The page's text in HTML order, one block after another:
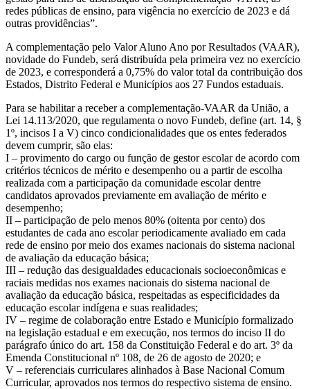
redes públicas de ensino, para vigência no exercício de 2023 e dá
outras providências”.
A complementação pelo Valor Aluno Ano por Resultados (VAAR),
novidade do Fundeb, será distribuída pela primeira vez no exercício
de 2023, e corresponderá a 0,75% do valor total da contribuição dos
Estados, Distrito Federal e Municípios aos 27 Fundos estaduais.
Para se habilitar a receber a complementação-VAAR da União, a
Lei 14.113/2020, que regulamenta o novo Fundeb, define (art. 14, §
1º, incisos I a V) cinco condicionalidades que os entes federados
devem cumprir, são elas:
I – provimento do cargo ou função de gestor escolar de acordo com
critérios técnicos de mérito e desempenho ou a partir de escolha
realizada com a participação da comunidade escolar dentre
candidatos aprovados previamente em avaliação de mérito e
desempenho;
II – participação de pelo menos 80% (oitenta por cento) dos
estudantes de cada ano escolar periodicamente avaliado em cada
rede de ensino por meio dos exames nacionais do sistema nacional
de avaliação da educação básica;
III – redução das desigualdades educacionais socioeconômicas e
raciais medidas nos exames nacionais do sistema nacional de
avaliação da educação básica, respeitadas as especificidades da
educação escolar indígena e suas realidades;
IV – regime de colaboração entre Estado e Município formalizado
na legislação estadual e em execução, nos termos do inciso II do
parágrafo único do art. 158 da Constituição Federal e do art. 3º da
Emenda Constitucional nº 108, de 26 de agosto de 2020; e
V – referenciais curriculares alinhados à Base Nacional Comum
Curricular, aprovados nos termos do respectivo sistema de ensino.